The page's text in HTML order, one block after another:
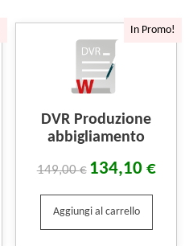
In Promo!
DVR Produzione
abbigliamento
149,00€ 134,10 €
Aggiungi al carrello